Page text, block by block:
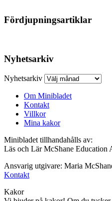
Fördjupningsartiklar
Nyhetsarkiv
Nyhetsarkiv
Om Minibladet
Kontakt
Villkor
Mina kakor
Minibladet tillhandahålls av:
Läs och Lär McShane Education
Ansvarig utgivare: Maria
Kontakt
Kakor